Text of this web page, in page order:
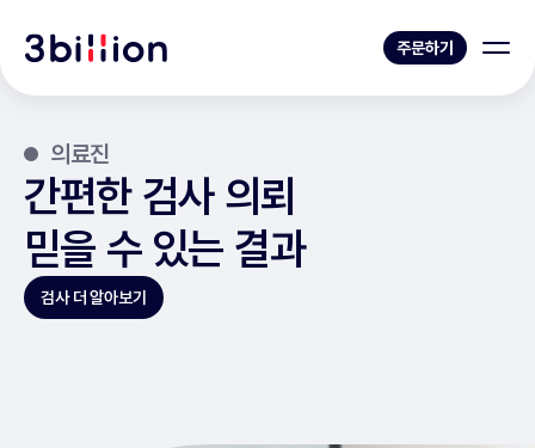
주문하기
의료진
간편한 검사 의뢰
믿을 수 있는 결과
검사 더 알아보기